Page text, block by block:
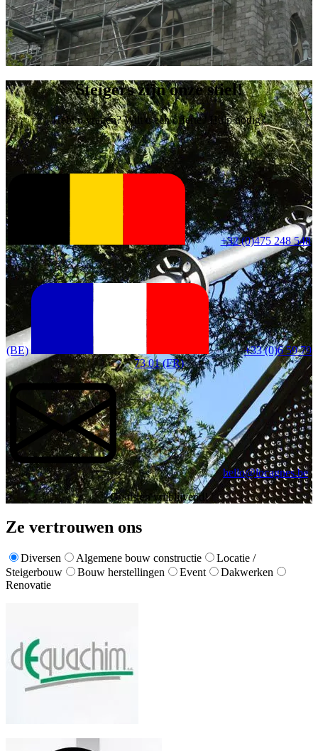
Steigers zijn onze stiel!
Hebt u vragen? Wilt u een offerte? Hulp nodig?
+32 (0)475 248 548
(BE)
+33 (0)6 59 79
73 01 (FR)
hello@locagnes.be
Gratis en vrijblijvend!
Ze vertrouwen ons
Diversen Algemene bouw constructie
Locatie /
Steigerbouw
Bouw herstellingen Event
Dakwerken
Renovatie